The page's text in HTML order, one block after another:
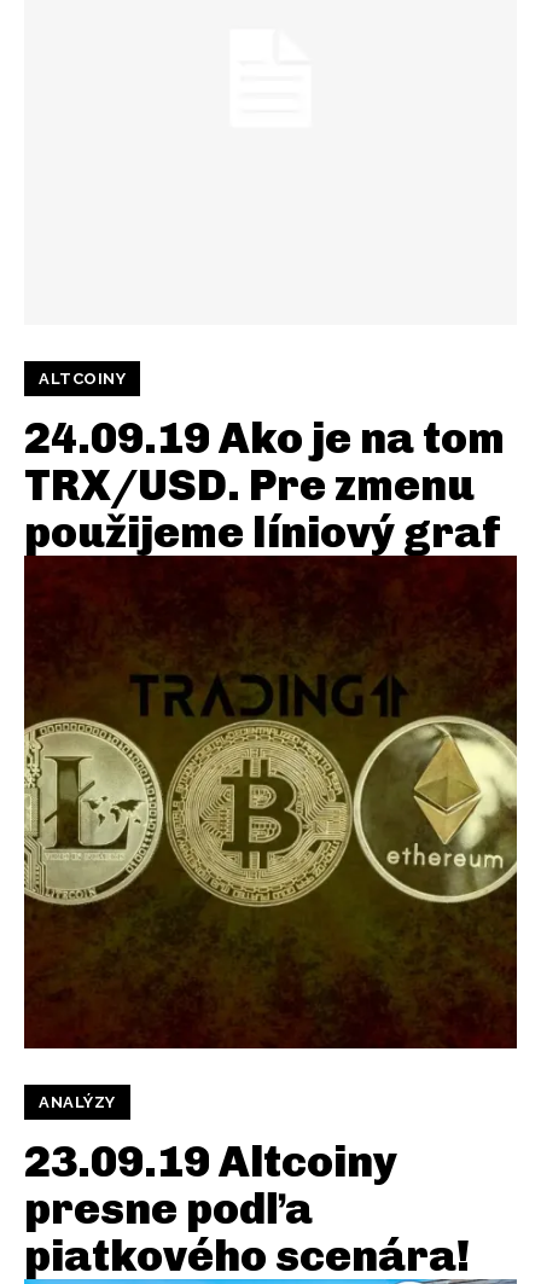
ALTCOINY
24.09.19 Ako je na tom
TRX/USD. Pre zmenu
použijeme líniový graf
ANALÝZY
23.09.19 Altcoiny
presne podľa
piatkového scenára!